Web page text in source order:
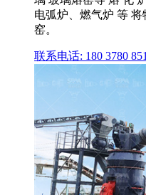
电弧炉、燃气炉 等
窑。
联系电话: 180 3780